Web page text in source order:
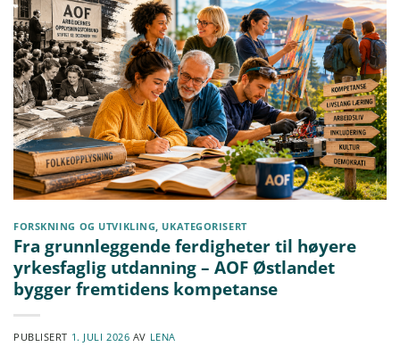
FORSKNING OG UTVIKLING UKATEGORISERT
Fra grunnleggende ferdigheter til høyere
yrkesfaglig utdanning – AOF Østlandet
bygger fremtidens kompetanse
PUBLISERT 1. JULI 2026 AV LENA